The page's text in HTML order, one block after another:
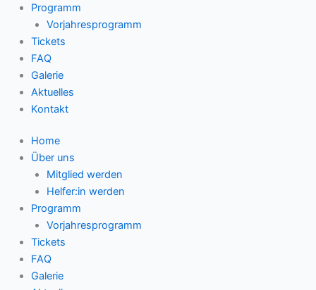
Programm
Vorjahresprogramm
Tickets
FAQ
Galerie
Aktuelles
Kontakt
Home
Über uns
Mitglied werden
Helfer:in werden
Programm
Vorjahresprogramm
Tickets
FAQ
Galerie